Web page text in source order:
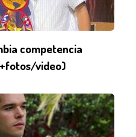
competencia
video)